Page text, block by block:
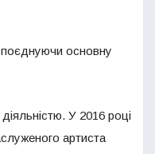
основну
У 2016 році
артиста